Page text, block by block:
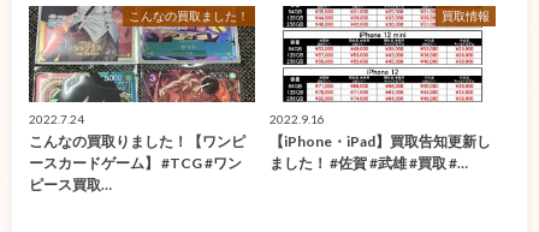
こんなの買取ました！
2022.7.24
こんなの買取りました！【ワンピ
ースカードゲーム】 #TCG #ワン
ピース買取…
買取情報
2022.9.16
【iPhone・iPad】買取告知更新し
ました！ #佐賀 #武雄 #買取 #…